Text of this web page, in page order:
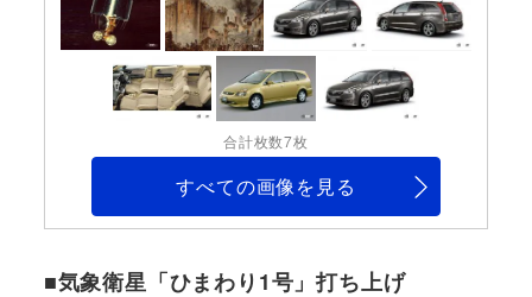
合計枚数7枚
すべての画像を見る
■気象衛星「ひまわり1号」打ち上げ